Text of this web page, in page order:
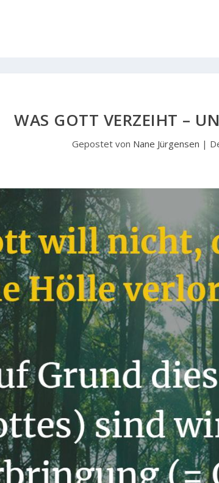
WAS GOTT VERZEIHT –
Gepostet von Nane Jürgensen |